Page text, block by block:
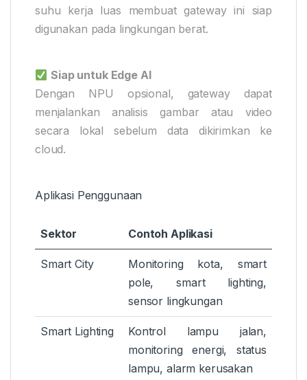
suhu kerja luas membuat gateway ini siap
digunakan pada lingkungan berat.
Siap untuk Edge AI
Dengan NPU opsional, gateway dapat
menjalankan analisis gambar atau video
secara lokal sebelum data dikirimkan ke
cloud.
Aplikasi Penggunaan
Sektor Contoh Aplikasi
Smart City
Monitoring kota, smart
pole, smart lighting,
sensor lingkungan
Smart Lighting
Kontrol lampu jalan,
monitoring energi, status
lampu, alarm kerusakan